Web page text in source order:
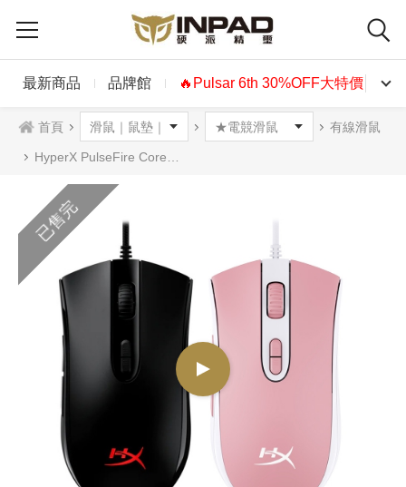
最新商品 品牌館 🔥Pulsar 6th 30%OFF大特價🔥
首頁 有線滑鼠
HyperX PulseFire Core 脈衝 光學滑鼠 黑色 白粉色
已售完